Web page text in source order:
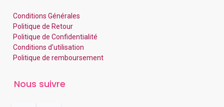
Conditions Générales
Politique de Retour
Politique de Confidentialité
Conditions d'utilisation
Politique de remboursement
Nous suivre